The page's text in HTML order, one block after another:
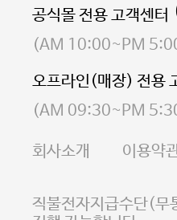
대표 이성현,박영환|
소재지 서울특별시
통신판매업 신고번
사업자등록번호
E-MAIL
사업자정보확인
공식몰 전용 고객센터
(AM 10:00~PM
오프라인(매장) 전용
(AM 09:30~PM
회사소개 이용약
직불전자지급수단(무